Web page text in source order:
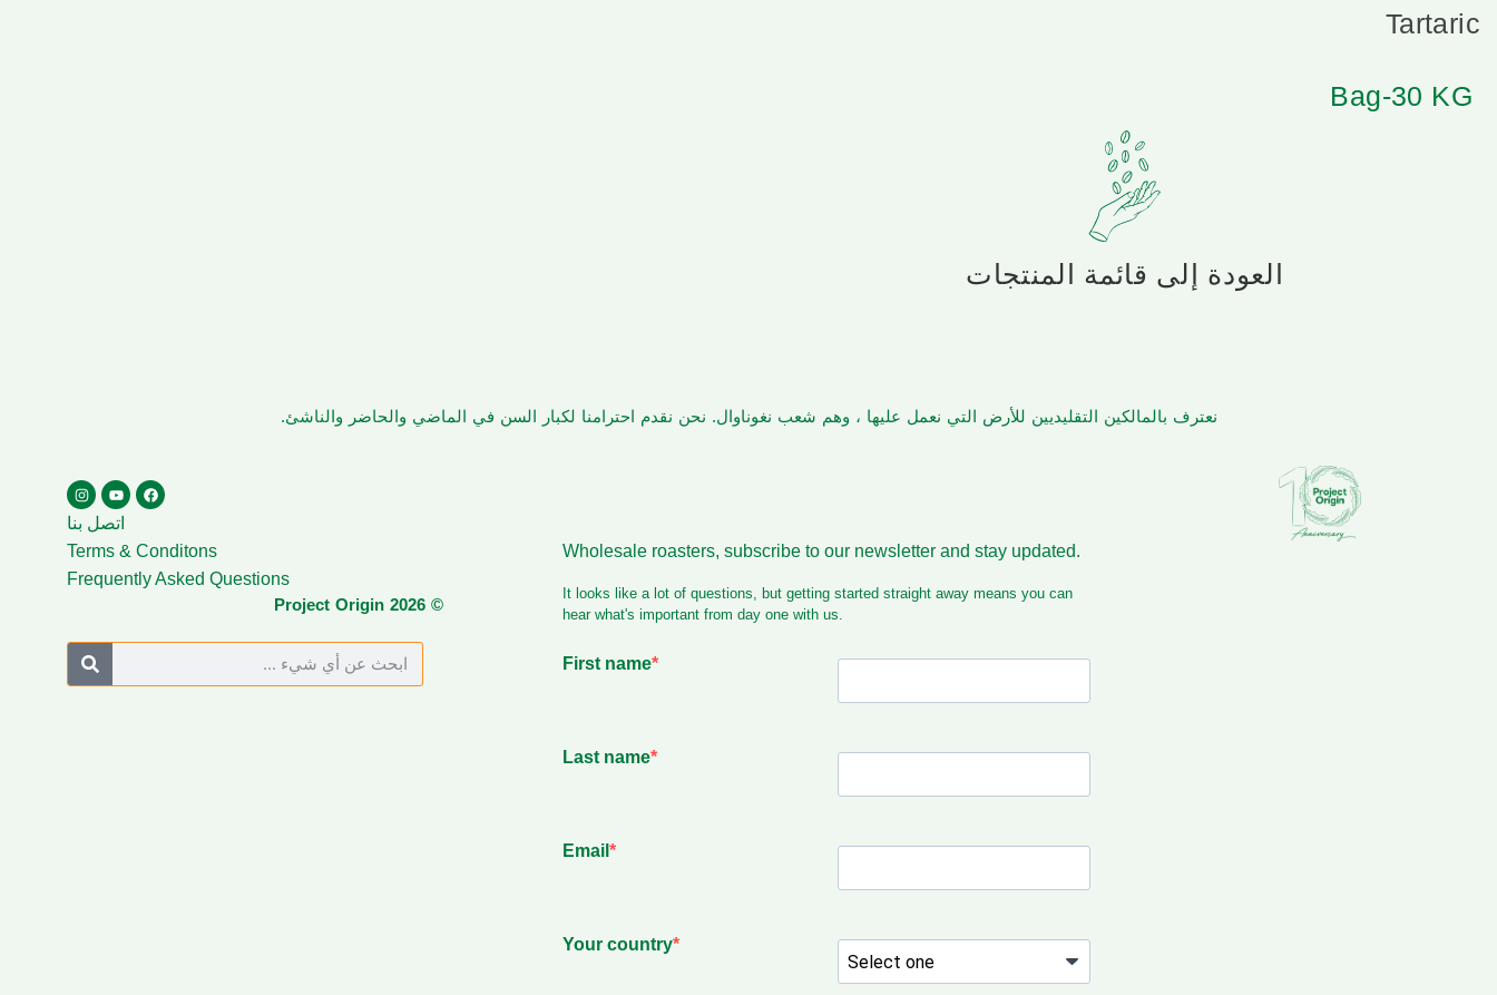
Tartaric
Bag-30 KG
العودة إلى قائمة المنتجات
نعترف بالمالكين التقليديين للأرض التي نعمل عليها ، وهم شعب نغوناوال. نحن نقدم احترامنا لكبار السن في الماضي والحاضر والناشئ.
اتصل بنا
Terms & Conditons
Frequently Asked Questions
© Project Origin 2026